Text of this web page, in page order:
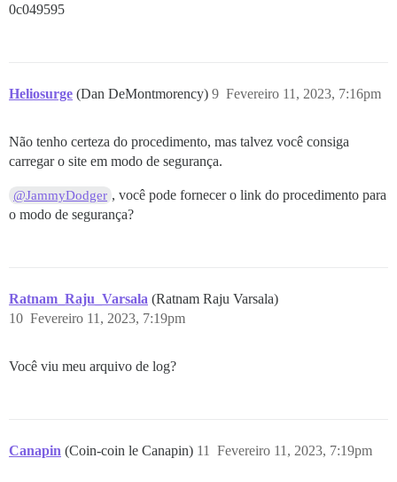
0c049595
Heliosurge (Dan DeMontmorency) Fevereiro 11, 2023, 7:16pm
9
Não tenho certeza do procedimento, mas talvez você consiga
carregar o site em modo de segurança.
@JammyDodger , você pode fornecer o link do procedimento para
o modo de segurança?
Ratnam_Raju_Varsala (Ratnam Raju Varsala)
Fevereiro 11, 2023, 7:19pm
10
Você viu meu arquivo de log?
Canapin (Coin-coin le Canapin) Fevereiro 11, 2023, 7:19pm
11